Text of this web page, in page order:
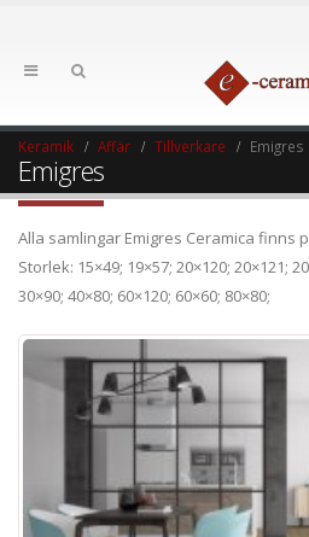
Keramik Affär Tillverkare Emigres
Emigres
Alla samlingar Emigres Ceramica finns
Storlek: 15×49; 19×57; 20×120; 20×121;
30×90; 40×80; 60×120; 60×60; 80×80;